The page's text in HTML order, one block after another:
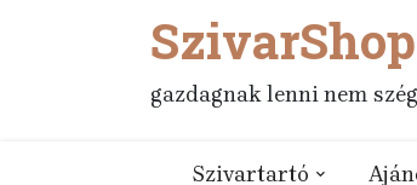
SzivarShop
gazdagnak lenni nem
Szivartartó